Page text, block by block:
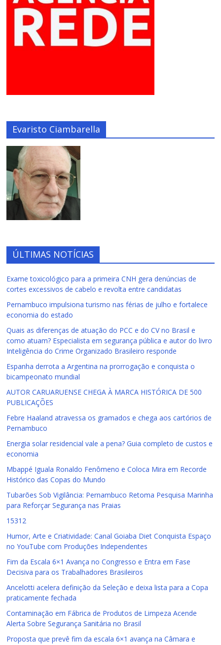
Evaristo Ciambarella
ÚLTIMAS NOTÍCIAS
Exame toxicológico para a primeira CNH gera denúncias de
cortes excessivos de cabelo e revolta entre candidatas
Pernambuco impulsiona turismo nas férias de julho e fortalece
economia do estado
Quais as diferenças de atuação do PCC e do CV no Brasil e
como atuam? Especialista em segurança pública e autor do livro
Inteligência do Crime Organizado Brasileiro responde
Espanha derrota a Argentina na prorrogação e conquista o
bicampeonato mundial
AUTOR CARUARUENSE CHEGA À MARCA HISTÓRICA DE 500
PUBLICAÇÕES
Febre Haaland atravessa os gramados e chega aos cartórios de
Pernambuco
Energia solar residencial vale a pena? Guia completo de custos e
economia
Mbappé Iguala Ronaldo Fenômeno e Coloca Mira em Recorde
Histórico das Copas do Mundo
Tubarões Sob Vigilância: Pernambuco Retoma Pesquisa Marinha
para Reforçar Segurança nas Praias
15312
Humor, Arte e Criatividade: Canal Goiaba Diet Conquista Espaço
no YouTube com Produções Independentes
Fim da Escala 6×1 Avança no Congresso e Entra em Fase
Decisiva para os Trabalhadores Brasileiros
Ancelotti acelera definição da Seleção e deixa lista para a Copa
praticamente fechada
Contaminação em Fábrica de Produtos de Limpeza Acende
Alerta Sobre Segurança Sanitária no Brasil
Proposta que prevê fim da escala 6×1 avança na Câmara e